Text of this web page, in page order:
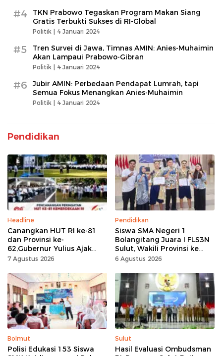
#4
TKN Prabowo Tegaskan Program Makan Siang
Gratis Terbukti Sukses di RI-Global
Politik | 4 Januari 2024
#5
Tren Survei di Jawa, Timnas AMIN: Anies-Muhaimin
Akan Lampaui Prabowo-Gibran
Politik | 4 Januari 2024
#6
Jubir AMIN: Perbedaan Pendapat Lumrah, tapi
Semua Fokus Menangkan Anies-Muhaimin
Politik | 4 Januari 2024
Pendidikan
Headline
Canangkan HUT RI ke-81
dan Provinsi ke-
62,Gubernur Yulius Ajak
Seluruh Masyarakat
Kemerdekaan Momentum
Kerja Keras
7 Agustus 2026
Pendidikan
Siswa SMA Negeri 1
Bolangitang Juara I FLS3N
Sulut, Wakili Provinsi ke
Tingkat Nasional
6 Agustus 2026
Bolmut
Polisi Edukasi 153 Siswa
Sulut
Hasil Evaluasi Ombudsman